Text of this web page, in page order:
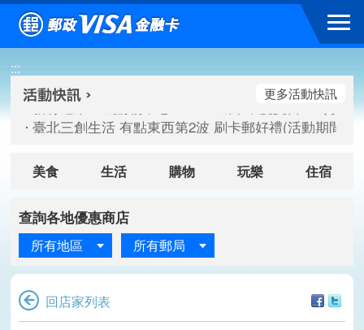
跳到主要內容區塊
:::
新竹遠東巨城購物中心 2026巨城年中慶夏日BIG好刷(
桃園大江國際購物中心 好饗去大江檔期(活動期間：
新竹遠東巨城購物中心 2026巨城年中慶夏日BIG好刷(
臺北三創生活 有點東西第2波 刷卡郵好禮(活動期間：
更多活動快訊
美食 生活 購物 玩樂 住宿
查詢各地優惠商店
所有地區 所有郵局
回店家列表